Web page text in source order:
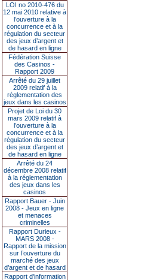
LOI no 2010-476 du
12 mai 2010 relative à
l’ouverture à la
concurrence et à la
régulation du secteur
des jeux d’argent et
de hasard en ligne
Fédération Suisse
des Casinos -
Rapport 2009
Arrêté du 29 juillet
2009 relatif à la
réglementation des
jeux dans les casinos
Projet de Loi du 30
mars 2009 relatif à
l’ouverture à la
concurrence et à la
régulation du secteur
des jeux d’argent et
de hasard en ligne
Arrêté du 24
décembre 2008 relatif
à la réglementation
des jeux dans les
casinos
Rapport Bauer - Juin
2008 - Jeux en ligne
et menaces
criminelles
Rapport Durieux -
MARS 2008 -
Rapport de la mission
sur l’ouverture du
marché des jeux
d’argent et de hasard
Rapport d'information